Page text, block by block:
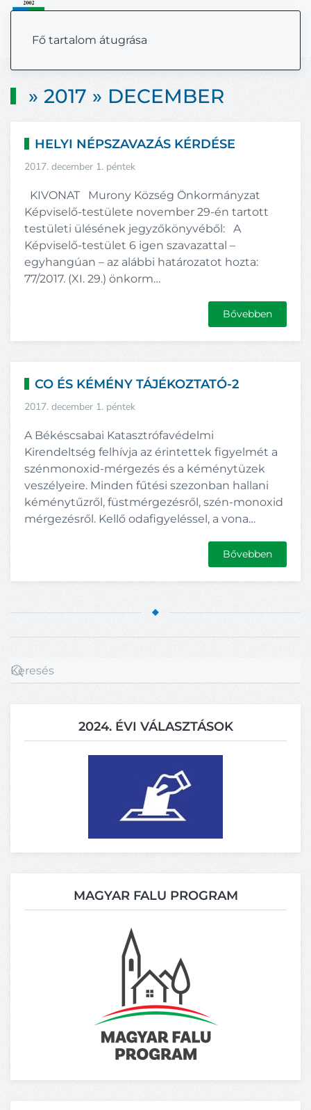
Fő tartalom átugrása
» 2017 » DECEMBER
HELYI NÉPSZAVAZÁS KÉRDÉSE
2017. december 1. péntek
KIVONAT Murony Község Önkormányzat
Képviselő-testülete november 29-én tartott
testületi ülésének jegyzőkönyvéből: A
Képviselő-testület 6 igen szavazattal –
egyhangúan – az alábbi határozatot hozta:
77/2017. (XI. 29.) önkorm…
Bővebben
CO ÉS KÉMÉNY TÁJÉKOZTATÓ-2
2017. december 1. péntek
A Békéscsabai Katasztrófavédelmi
Kirendeltség felhívja az érintettek figyelmét a
szénmonoxid-mérgezés és a kéménytüzek
veszélyeire. Minden fűtési szezonban hallani
kéménytűzről, füstmérgezésről, szén-monoxid
mérgezésről. Kellő odafigyeléssel, a vona…
Bővebben
2024. ÉVI VÁLASZTÁSOK
MAGYAR FALU PROGRAM